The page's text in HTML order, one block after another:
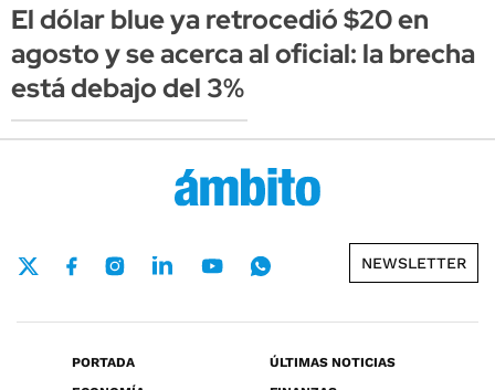
El dólar blue ya retrocedió $20 en
agosto y se acerca al oficial: la brecha
está debajo del 3%
NEWSLETTER
PORTADA
ÚLTIMAS NOTICIAS